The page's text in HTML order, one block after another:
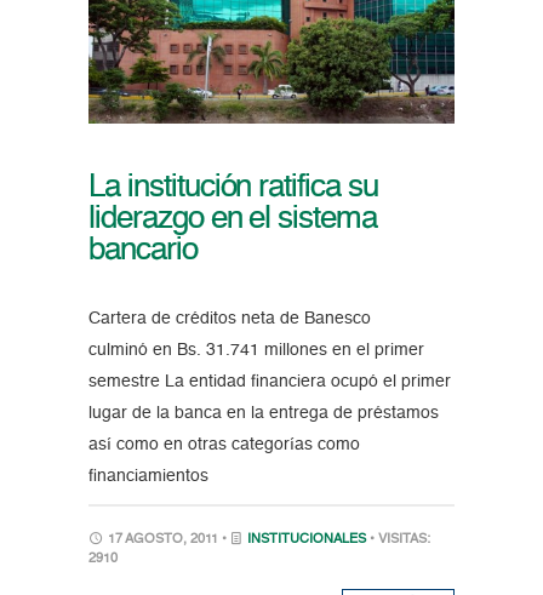
La institución ratifica su
liderazgo en el sistema
bancario
Cartera de créditos neta de Banesco
culminó en Bs. 31.741 millones en el primer
semestre La entidad financiera ocupó el primer
lugar de la banca en la entrega de préstamos
así como en otras categorías como
financiamientos
17 AGOSTO, 2011 • INSTITUCIONALES • VISITAS:
2910